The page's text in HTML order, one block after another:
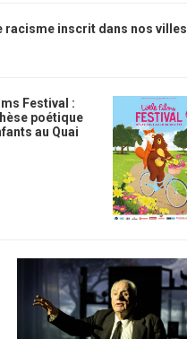
racisme inscrit dans nos villes
Festival :
poétique
au Quai